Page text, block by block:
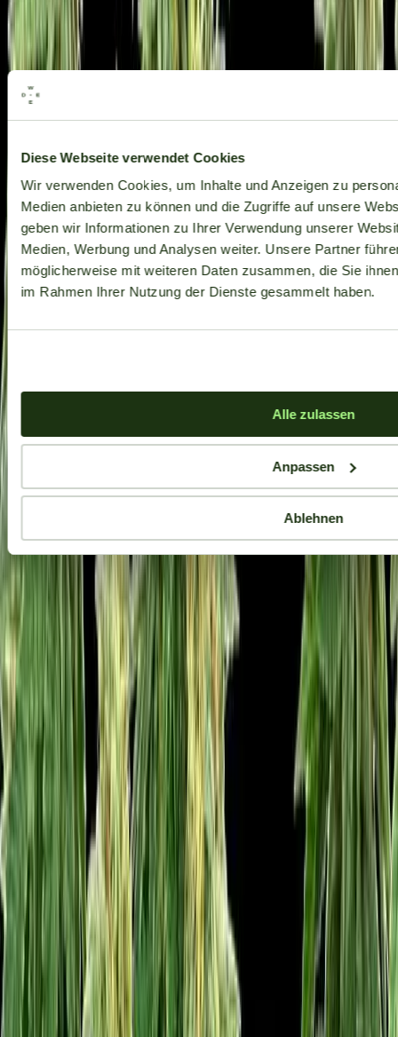
Diese Webseite verwendet Cookies
Wir verwenden Cookies, um Inhalte und Anzeigen zu
Medien anbieten zu können und die Zugriffe auf unsere
geben wir Informationen zu Ihrer Verwendung unserer
Medien, Werbung und Analysen weiter. Unsere Partner
möglicherweise mit weiteren Daten zusammen, die Sie
im Rahmen Ihrer Nutzung der Dienste gesammelt haben.
Alle zulassen
Anpassen
Ablehnen
Seedbanks